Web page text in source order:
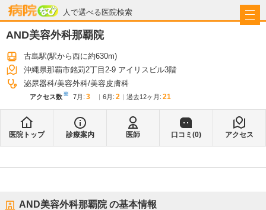
人で選べる医院検索
病院なび
AND美容外科那覇院
古島駅(駅から西に約630m)
沖縄県那覇市銘苅2丁目2-9 アイリスビル3階
泌尿器科 美容外科 美容皮膚科
アクセス数※ 7月 : 3 6月 : 2 過去12ヶ月: 21
医院トップ 診療案内 医師 口コミ(0) アクセス
AND美容外科那覇院の基本情報